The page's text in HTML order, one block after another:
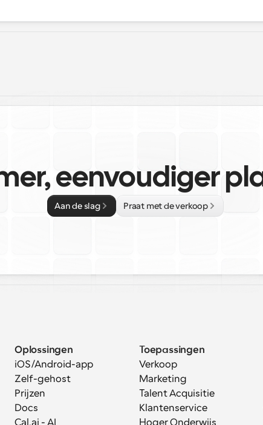
eenvoudiger
Aan de slag Praat met de verkoop
Oplossingen
iOS/Android-app
Zelf-gehost
Prijzen
Docs
Cal.ai - AI
Toepassingen
Verkoop
Marketing
Talent Acquisitie
Klantenservice
Hoger Onderwijs